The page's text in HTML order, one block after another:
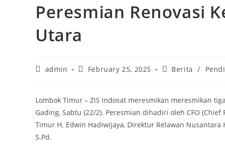
Peresmian Renovasi
Utara
admin February 25, 2025 Berita /
Lombok Timur – ZIS Indosat meresmikan meresmikan
Gading, Sabtu (22/2). Peresmian dihadiri oleh CFO
Timur H. Edwin Hadiwijaya, Direktur Relawan
S.Pd.